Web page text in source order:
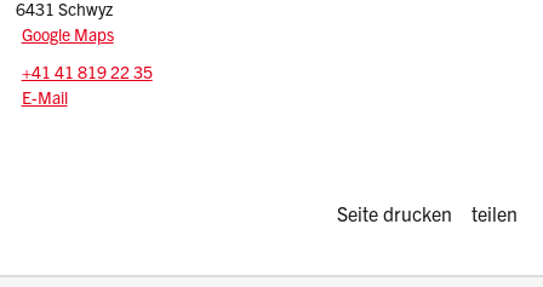
6431 Schwyz
Google Maps
Tel.:
+41 41 819 22 35
E-Mail: schutzbauten
E-Mail
Diese Seite
Seite drucken teilen